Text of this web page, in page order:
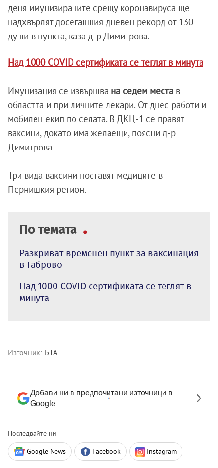
деня имунизираните срещу коронавируса ще
надхвърлят досегашния дневен рекорд от 130
души в пункта, каза д-р Димитрова.
Над 1000 COVID сертификата се теглят в минута
Имунизация се извършва на седем места в
областта и при личните лекари. От днес работи и
мобилен екип по селата. В ДКЦ-1 се правят
ваксини, докато има желаещи, поясни д-р
Димитрова.
Три вида ваксини поставят медиците в
Пернишкия регион.
По темата
Разкриват временен пункт за ваксинация
в Габрово
Над 1000 COVID сертификата се теглят в
минута
Източник: БТА
Добави ни в предпочитани източници в
Google
Последвайте ни
Google News Facebook Instagram